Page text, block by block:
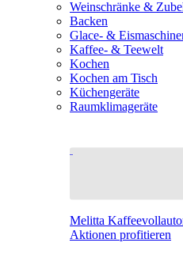
Weinschränke &
Backen
Glace- &
Kaffee- & Teewelt
Kochen
Kochen am Tisch
Küchengeräte
Raumklimageräte
Melitta
Aktionen profitieren